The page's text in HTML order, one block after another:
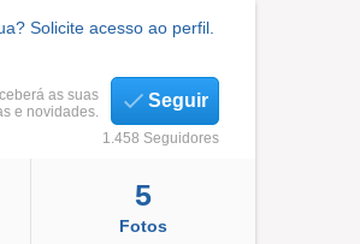
Solicite acesso ao perfil.
as suas
e novidades.
Seguir
1.458 Seguidores
5
Fotos